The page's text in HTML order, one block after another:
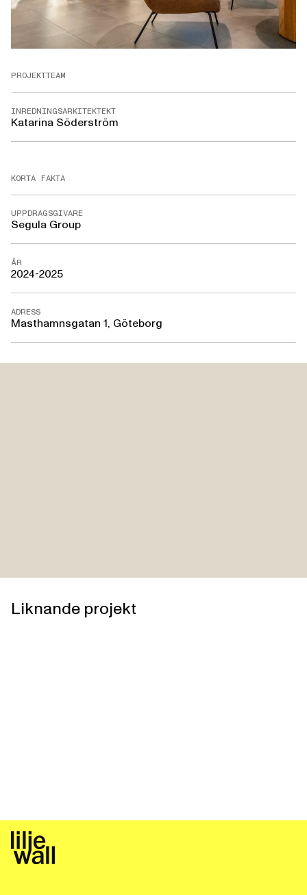
PROJEKTTEAM
INREDNINGSARKITEKTEKT
Katarina Söderström
KORTA FAKTA
UPPDRAGSGIVARE
Segula Group
ÅR
2024-2025
ADRESS
Masthamnsgatan 1, Göteborg
Liknande projekt